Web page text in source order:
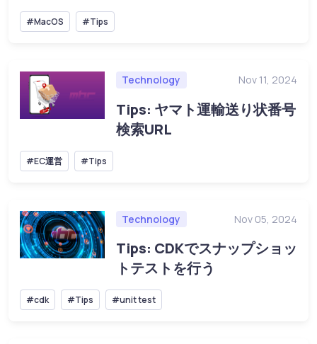
#MacOS #Tips
Technology Nov 11, 2024
Tips: ヤマト運輸送り状番号
検索URL
#EC運営 #Tips
Technology Nov 05, 2024
Tips: CDKでスナップショッ
トテストを行う
#cdk #Tips #unit test